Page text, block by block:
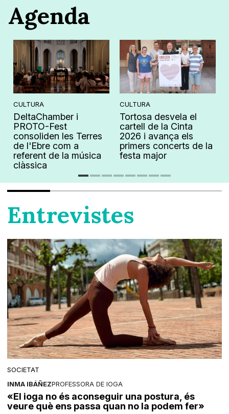
Agenda
CULTURA
DeltaChamber i
PROTO-Fest
consoliden les Terres
de l'Ebre com a
referent de la música
clàssica
CULTURA
Tortosa desvela el
cartell de la Cinta
2026 i avança els
primers concerts de la
festa major
Entrevistes
SOCIETAT
INMA IBÁÑEZPROFESSORA DE IOGA
«El ioga no és aconseguir una postura, és
veure què ens passa quan no la podem fer»